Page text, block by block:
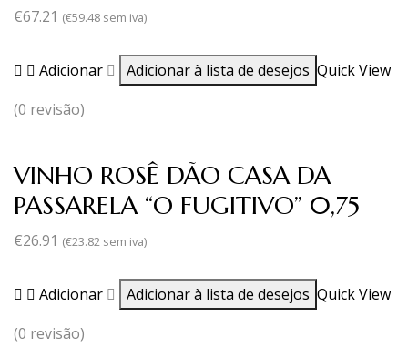
€67.21 (€59.48 sem iva)
Adicionar Adicionar à lista de desejos Quick View
(0 revisão)
VINHO ROSÊ DÃO CASA DA
PASSARELA “O FUGITIVO” 0,75
€26.91 (€23.82 sem iva)
Adicionar Adicionar à lista de desejos Quick View
(0 revisão)